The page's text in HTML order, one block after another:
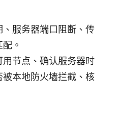
服务器端口阻断、传
。
节点、确认服务器时
本地防火墙拦截、核